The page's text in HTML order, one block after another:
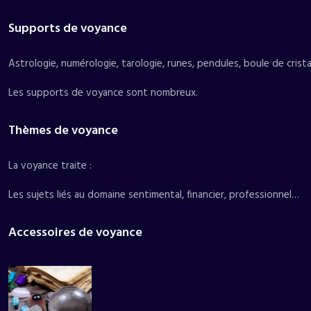
Supports de voyance
Astrologie, numérologie, tarologie, runes, pendules, boule de
Les supports de voyance sont nombreux.
Thèmes de voyance
La voyance traite :
Les sujets liés au domaine sentimental, financier, professionnel…
Accessoires de voyance